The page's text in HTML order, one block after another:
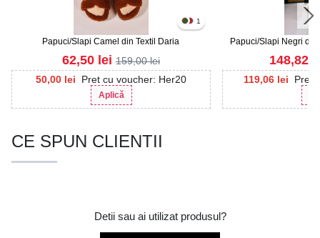
1
Papuci/Slapi Camel din Textil Daria
50,00 lei Pret cu voucher: Her20
Aplică
62,50 lei 159,00lei
Papuci/Slapi Negri
119,06 lei Pret
148,82
CE SPUN CLIENTII
Detii sau ai utilizat produsul?